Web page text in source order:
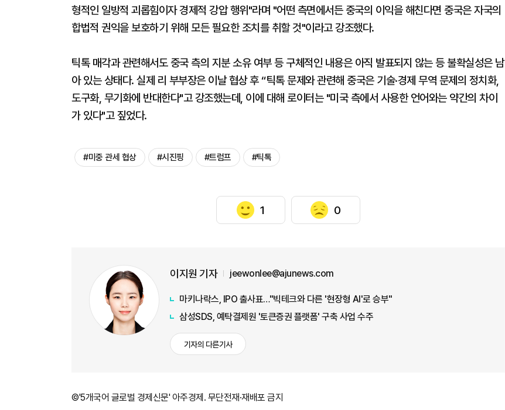
형적인 일방적 괴롭힘이자 경제적 강압 행위"라며 "어떤 측면에서든 중국의 이익을 해친다면 중국은 자국의
합법적 권익을 보호하기 위해 모든 필요한 조치를 취할 것"이라고 강조했다.
틱톡 매각과 관련해서도 중국 측의 지분 소유 여부 등 구체적인 내용은 아직 발표되지 않는 등 불확실성은 남
아 있는 상태다. 실제 리 부부장은 이날 협상 후 “틱톡 문제와 관련해 중국은 기술·경제 무역 문제의 정치화,
도구화, 무기화에 반대한다"고 강조했는데, 이에 대해 로이터는 "미국 측에서 사용한 언어와는 약간의 차이
가 있다"고 짚었다.
#미중 관세 협상 #시진핑 #트럼프 #틱톡
1 0
이지원 기자 jeewonlee@ajunews.com
마키나락스, IPO 출사표…"빅테크와 다른 '현장형 AI'로 승부"
삼성SDS, 예탁결제원 '토큰증권 플랫폼' 구축 사업 수주
기자의 다른기사
©'5개국어 글로벌 경제신문' 아주경제. 무단전재·재배포 금지